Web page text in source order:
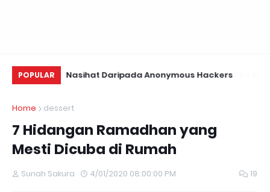
POPULAR
Suku Suku Nasihat Daripada Anonymous Hackers
Home
dessert
7 Hidangan Ramadhan yang
Mesti Dicuba di Rumah
Sunah Sakura 4/01/2020 08:00:00 PM 19